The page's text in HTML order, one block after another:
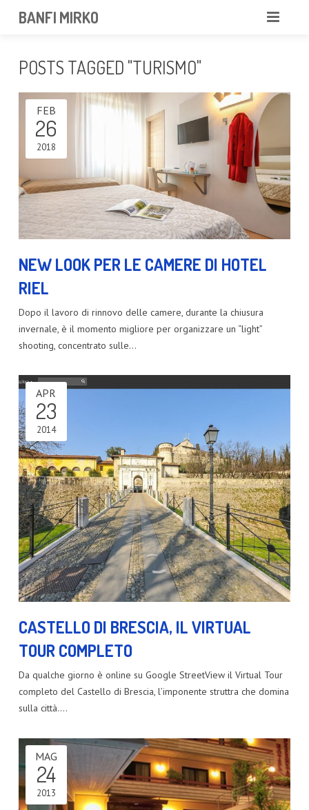
BANFI MIRKO
PROFESSIONISTA
PORTFOLIO
SERVIZI
NEWS
POSTS TAGGED "TURISMO"
NEW LOOK PER LE CAMERE DI HOTEL
RIEL
FEB
26
2018
Dopo il lavoro di rinnovo delle camere, durante la chiusura
invernale, è il momento migliore per organizzare un “light”
shooting, concentrato sulle…
CASTELLO DI BRESCIA, IL VIRTUAL
TOUR COMPLETO
APR
23
2014
Da qualche giorno è online su Google StreetView il Virtual Tour
completo del Castello di Brescia, l’imponente struttra che domina
sulla città.…
MAG
24
2013